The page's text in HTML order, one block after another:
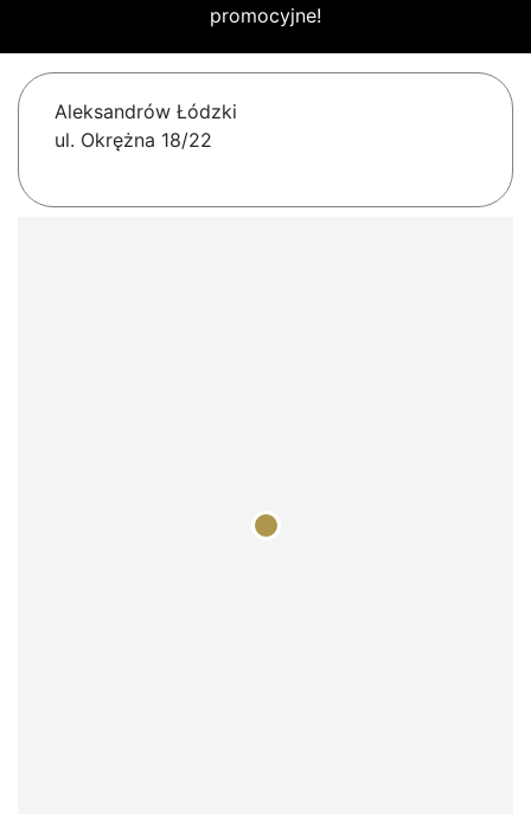
promocyjne!
Aleksandrów Łódzki
ul. Okrężna 18/22